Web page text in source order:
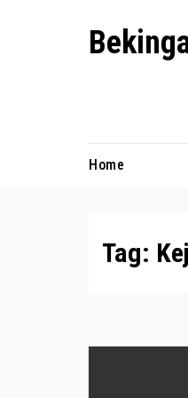
Home
Tag: